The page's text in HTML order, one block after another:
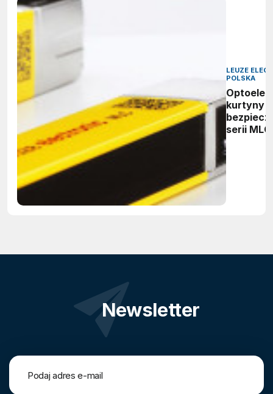
LEUZE
POLSKA
kurtyny
serii MLC
Newsletter